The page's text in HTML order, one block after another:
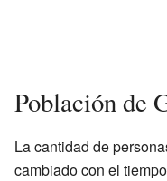
Población de
La cantidad de
cambiado con el